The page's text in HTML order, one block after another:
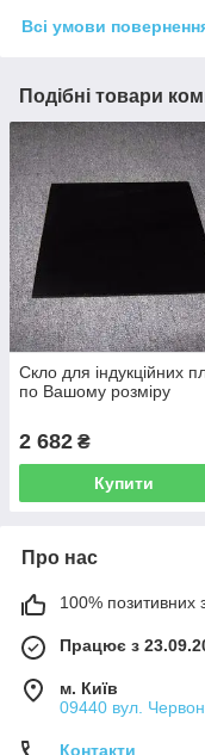
Всі умови
Подібні товари
Скло для індукційних
по Вашому розміру
2 682 ₴
Купити
Про нас
100% позитивних з
Працює з
м. Київ
09440 вул.
Контакти